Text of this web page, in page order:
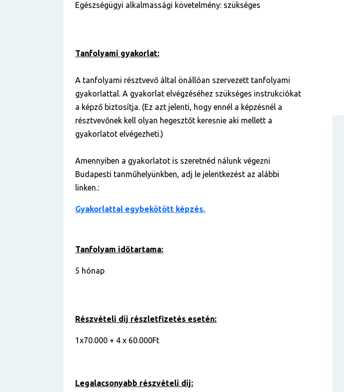
Egészségügyi alkalmassági követelmény: szükséges
Tanfolyami gyakorlat:
A tanfolyami résztvevő által önállóan szervezett tanfolyami
gyakorlattal. A gyakorlat elvégzéséhez szükséges instrukciókat
a képző biztosítja. (Ez azt jelenti, hogy ennél a képzésnél a
résztvevőnek kell olyan hegesztőt keresnie aki mellett a
gyakorlatot elvégezheti.)
Amennyiben a gyakorlatot is szeretnéd nálunk végezni
Budapesti tanműhelyünkben, adj le jelentkezést az alábbi
linken.:
Gyakorlattal egybekötött képzés.
Tanfolyam időtartama:
5 hónap
Részvételi díj részletfizetés esetén:
1x70.000 + 4 x 60.000Ft
Legalacsonyabb részvételi díj: